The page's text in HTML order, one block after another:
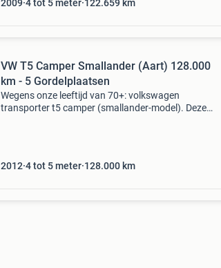
2009 4 tot 5 meter 122.659 km
VW T5 Camper Smallander (Aart) 128.000
km - 5 Gordelplaatsen
Wegens onze leeftijd van 70+: volkswagen
transporter t5 camper (smallander-model). Deze
2012 4 tot 5 meter 128.000 km